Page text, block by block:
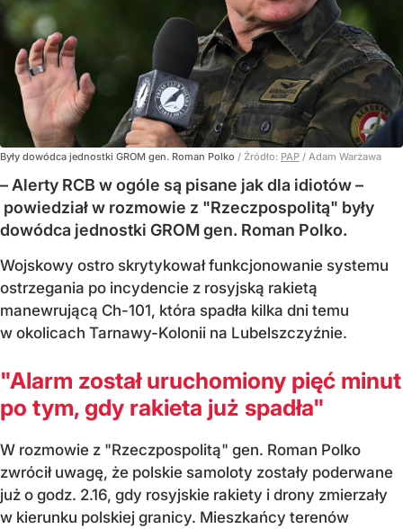
Były dowódca jednostki GROM gen. Roman Polko / Źródło: PAP / Adam Warżawa
– Alerty RCB w ogóle są pisane jak dla idiotów –
powiedział w rozmowie z "Rzeczpospolitą" były
dowódca jednostki GROM gen. Roman Polko.
Wojskowy ostro skrytykował funkcjonowanie systemu
ostrzegania po incydencie z rosyjską rakietą
manewrującą Ch-101, która spadła kilka dni temu
w okolicach Tarnawy-Kolonii na Lubelszczyźnie.
"Alarm został uruchomiony pięć minut
po tym, gdy rakieta już spadła"
W rozmowie z "Rzeczpospolitą" gen. Roman Polko
zwrócił uwagę, że polskie samoloty zostały poderwane
już o godz. 2.16, gdy rosyjskie rakiety i drony zmierzały
w kierunku polskiej granicy. Mieszkańcy terenów